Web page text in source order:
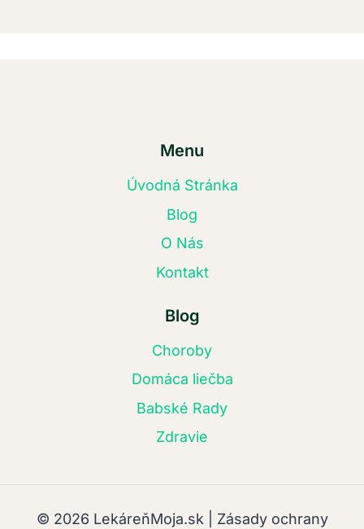
Menu
Úvodná Stránka
Blog
O Nás
Kontakt
Blog
Choroby
Domáca liečba
Babské Rady
Zdravie
© 2026 LekáreňMoja.sk | Zásady ochrany